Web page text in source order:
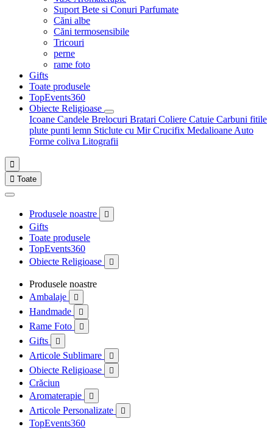
Suport Bete si Conuri Parfumate
Căni albe
Căni termosensibile
Tricouri
perne
rame foto
Gifts
Toate produsele
TopEvents360
Obiecte Religioase
Icoane Candele Brelocuri Bratari Coliere Catuie Carbuni fitile
plute punti lemn Sticlute cu MirCrucifix Medalioane Auto
Forme coliva Litografii

 Toate
Produsele noastre 
Gifts
Toate produsele
TopEvents360
Obiecte Religioase

Produsele noastre
Ambalaje

Handmade 
Rame Foto 
Gifts 
Articole Sublimare 
Obiecte Religioase 
Crăciun
Aromaterapie

Articole Personalizate 
TopEvents360